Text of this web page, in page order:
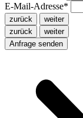
E-Mail-Adresse*
zurück
weiter
zurück
weiter
Anfrage senden